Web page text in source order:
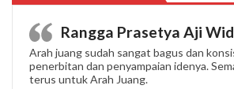
Rangga Prasetya Aji
Arah juang sudah sangat bagus dan
penerbitan dan penyampaian idenya.
terus untuk Arah Juang.